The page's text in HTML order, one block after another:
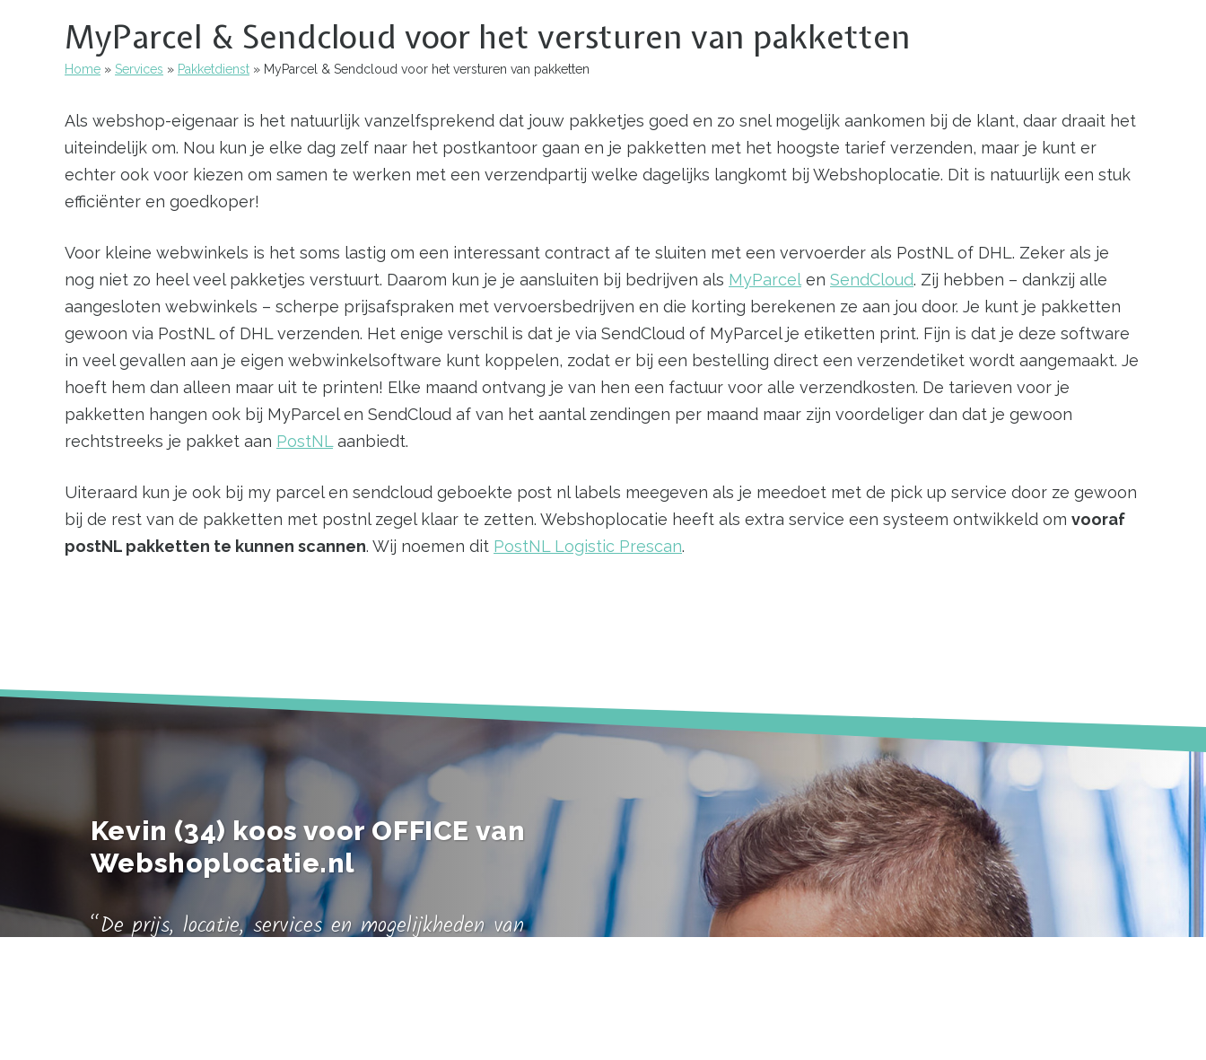
MyParcel & Sendcloud voor het versturen van pakketten
Kruimelpad
Home Services Pakketdienst MyParcel & Sendcloud voor het versturen van pakketten
Als webshop-eigenaar is het natuurlijk vanzelfsprekend dat jouw pakketjes goed en zo snel mogelijk aankomen bij de klant, daar draait het
uiteindelijk om. Nou kun je elke dag zelf naar het postkantoor gaan en je pakketten met het hoogste tarief verzenden, maar je kunt er
echter ook voor kiezen om samen te werken met een verzendpartij welke dagelijks langkomt bij Webshoplocatie. Dit is natuurlijk een stuk
efficiënter en goedkoper!
Voor kleine webwinkels is het soms lastig om een interessant contract af te sluiten met een vervoerder als PostNL of DHL. Zeker als je
nog niet zo heel veel pakketjes verstuurt. Daarom kun je je aansluiten bij bedrijven als MyParcel en SendCloud. Zij hebben – dankzij alle
aangesloten webwinkels – scherpe prijsafspraken met vervoersbedrijven en die korting berekenen ze aan jou door. Je kunt je pakketten
gewoon via PostNL of DHL verzenden. Het enige verschil is dat je via SendCloud of MyParcel je etiketten print. Fijn is dat je deze software
in veel gevallen aan je eigen webwinkelsoftware kunt koppelen, zodat er bij een bestelling direct een verzendetiket wordt aangemaakt. Je
hoeft hem dan alleen maar uit te printen! Elke maand ontvang je van hen een factuur voor alle verzendkosten. De tarieven voor je
pakketten hangen ook bij MyParcel en SendCloud af van het aantal zendingen per maand maar zijn voordeliger dan dat je gewoon
rechtstreeks je pakket aan PostNL aanbiedt.
Uiteraard kun je ook bij my parcel en sendcloud geboekte post nl labels meegeven als je meedoet met de pick up service door ze gewoon
bij de rest van de pakketten met postnl zegel klaar te zetten. Webshoplocatie heeft als extra service een systeem ontwikkeld om vooraf
postNL pakketten te kunnen scannen. Wij noemen dit PostNL Logistic Prescan.
Kevin (34) koos voor OFFICE van
Webshoplocatie.nl
“De prijs, locatie, services en mogelijkheden van